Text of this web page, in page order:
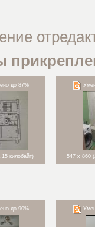
до 87%
килобайт) 547 x 860
до 90%